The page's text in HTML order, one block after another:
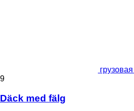
9
Däck med fälg